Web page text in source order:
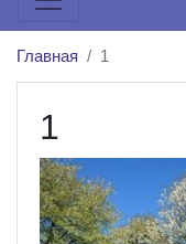
Главная 1
1